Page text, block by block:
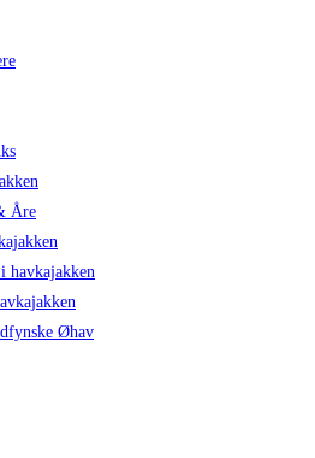
Åre
havkajakken
Øhav